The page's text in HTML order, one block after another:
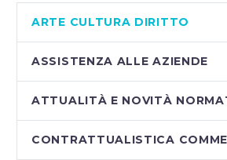
ARTE CULTURA DIRITTO
ASSISTENZA ALLE AZIENDE
ATTUALITÀ E NOVITÀ
CONTRATTUALISTICA